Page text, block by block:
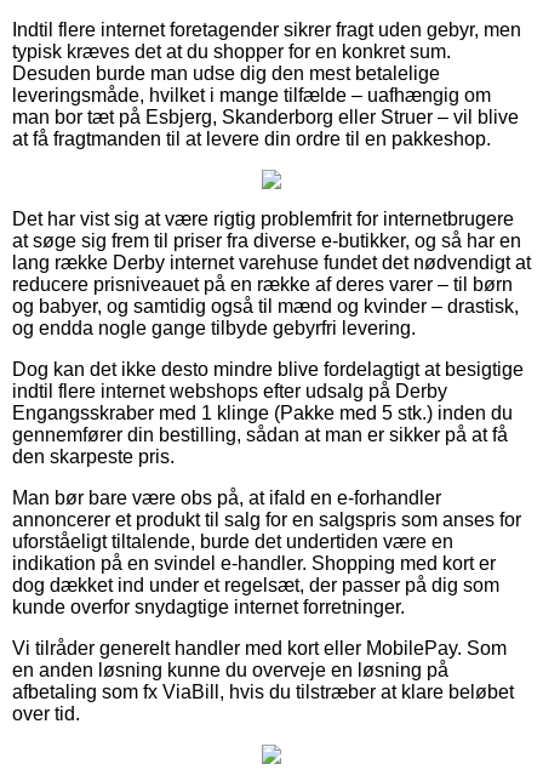
Indtil flere internet foretagender sikrer fragt uden gebyr, men
typisk kræves det at du shopper for en konkret sum.
Desuden burde man udse dig den mest betalelige
leveringsmåde, hvilket i mange tilfælde – uafhængig om
man bor tæt på Esbjerg, Skanderborg eller Struer – vil blive
at få fragtmanden til at levere din ordre til en pakkeshop.
Det har vist sig at være rigtig problemfrit for internetbrugere
at søge sig frem til priser fra diverse e-butikker, og så har en
lang række Derby internet varehuse fundet det nødvendigt at
reducere prisniveauet på en række af deres varer – til børn
og babyer, og samtidig også til mænd og kvinder – drastisk,
og endda nogle gange tilbyde gebyrfri levering.
Dog kan det ikke desto mindre blive fordelagtigt at besigtige
indtil flere internet webshops efter udsalg på Derby
Engangsskraber med 1 klinge (Pakke med 5 stk.) inden du
gennemfører din bestilling, sådan at man er sikker på at få
den skarpeste pris.
Man bør bare være obs på, at ifald en e-forhandler
annoncerer et produkt til salg for en salgspris som anses for
uforståeligt tiltalende, burde det undertiden være en
indikation på en svindel e-handler. Shopping med kort er
dog dækket ind under et regelsæt, der passer på dig som
kunde overfor snydagtige internet forretninger.
Vi tilråder generelt handler med kort eller MobilePay. Som
en anden løsning kunne du overveje en løsning på
afbetaling som fx ViaBill, hvis du tilstræber at klare beløbet
over tid.